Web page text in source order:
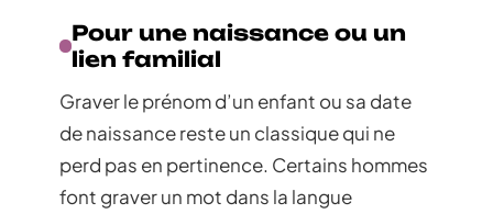
Pour une naissance ou un
lien familial
Graver le prénom d’un enfant ou sa date
de naissance reste un classique qui ne
perd pas en pertinence. Certains hommes
font graver un mot dans la langue